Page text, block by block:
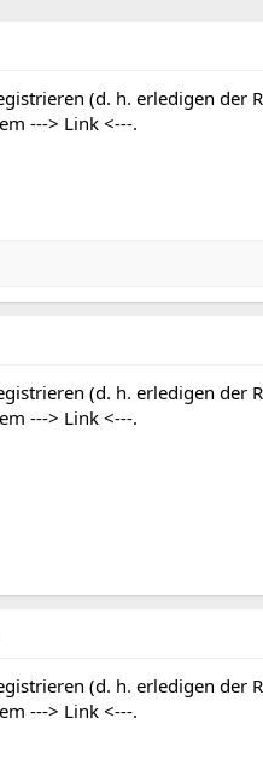
(d. h. erledigen der
---> Link <---.
(d. h. erledigen der
---> Link <---.
(d. h. erledigen der
---> Link <---.